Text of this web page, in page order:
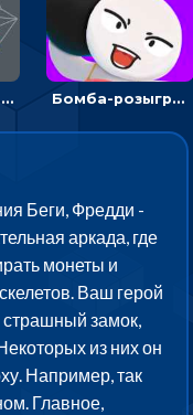
Проведи одну линию и повтори фигуру - головоломка Бомба-розыгрыш: передавай и беги – 3D гиперказуалка
Беги, Фредди -
аркада, где
монеты и
Ваш герой
страшный замок,
из них он
Например, так
Главное,